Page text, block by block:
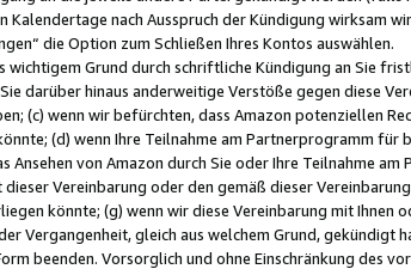
Kalendertage nach Ausspruch der Kündigung wirksam
die Option zum Schließen Ihres Kontos auswählen.
wichtigem Grund durch schriftliche Kündigung an Sie
darüber hinaus anderweitige Verstöße gegen diese
(c) wenn wir befürchten, dass Amazon potenziellen
(d) wenn Ihre Teilnahme am Partnerprogramm
Ansehen von Amazon durch Sie oder Ihre Teilnahme
dieser Vereinbarung oder den gemäß dieser
könnte; (g) wenn wir diese Vereinbarung mit Ihnen
Vergangenheit, gleich aus welchem Grund, gekündigt
beenden. Vorsorglich und ohne Einschränkung des